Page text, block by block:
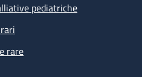
pediatriche
rare